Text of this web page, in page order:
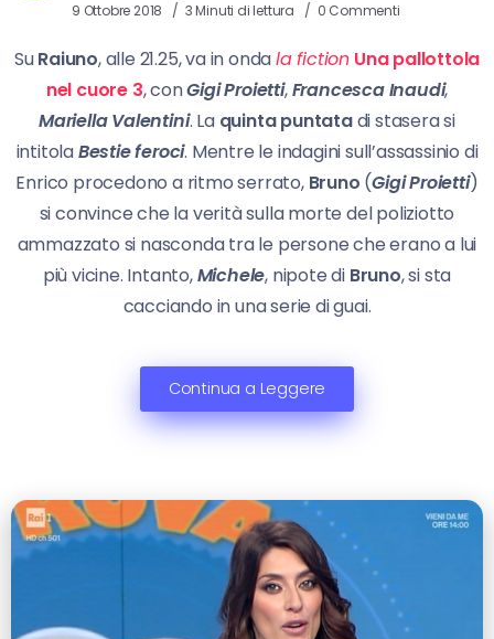
9 Ottobre 2018 3 Minuti di lettura 0 Commenti
SuRaiuno, alle 21.25, va in ondala fiction Una pallottola
nel cuore 3, conGigi Proietti,Francesca Inaudi,
Mariella Valentini. La quinta puntatadi stasera si
intitolaBestie feroci. Mentre le indagini sull’assassinio di
Enrico procedono a ritmo serrato, Bruno (Gigi Proietti)
si convince che la verità sulla morte del poliziotto
ammazzato si nasconda tra le persone che erano a lui
più vicine. Intanto,Michele, nipote di Bruno, si sta
cacciando in una serie di guai.
Continua a Leggere